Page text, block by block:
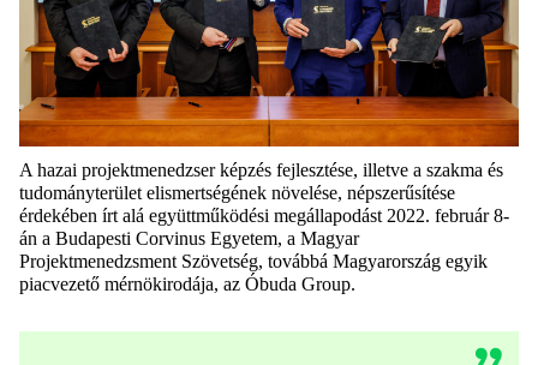
A hazai projektmenedzser képzés fejlesztése, illetve a szakma és
tudományterület elismertségének növelése, népszerűsítése
érdekében írt alá együttműködési megállapodást 2022. február 8-
án a Budapesti Corvinus Egyetem, a Magyar
Projektmenedzsment Szövetség, továbbá Magyarország egyik
piacvezető mérnökirodája, az Óbuda Group.